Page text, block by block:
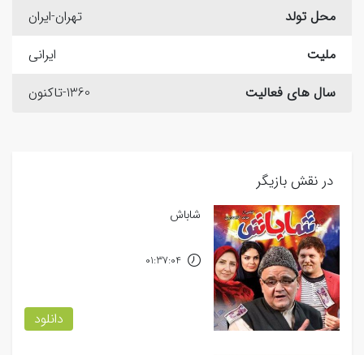
محل تولد
تهران-ایران
ملیت
ایرانی
سال های فعالیت
1360-تاکنون
در نقش بازیگر
شاباش
دانلود
01:37:04